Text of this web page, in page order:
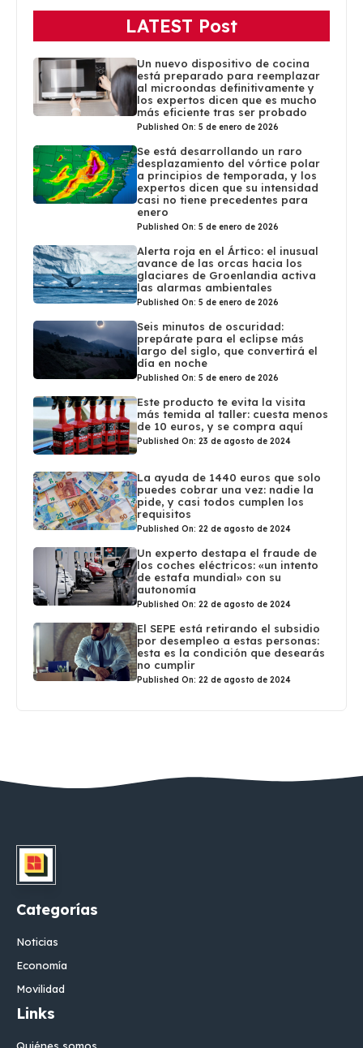
LATEST Post
Un nuevo dispositivo de cocina
está preparado para reemplazar
al microondas definitivamente y
los expertos dicen que es mucho
más eficiente tras ser probado
Published On: 5 de enero de 2026
Se está desarrollando un raro
desplazamiento del vórtice polar
a principios de temporada, y los
expertos dicen que su intensidad
casi no tiene precedentes para
enero
Published On: 5 de enero de 2026
Alerta roja en el Ártico: el inusual
avance de las orcas hacia los
glaciares de Groenlandia activa
las alarmas ambientales
Published On: 5 de enero de 2026
Seis minutos de oscuridad:
prepárate para el eclipse más
largo del siglo, que convertirá el
día en noche
Published On: 5 de enero de 2026
Este producto te evita la visita
más temida al taller: cuesta menos
de 10 euros, y se compra aquí
Published On: 23 de agosto de 2024
La ayuda de 1440 euros que solo
puedes cobrar una vez: nadie la
pide, y casi todos cumplen los
requisitos
Published On: 22 de agosto de 2024
Un experto destapa el fraude de
los coches eléctricos: «un intento
de estafa mundial» con su
autonomía
Published On: 22 de agosto de 2024
El SEPE está retirando el subsidio
por desempleo a estas personas:
esta es la condición que desearás
no cumplir
Published On: 22 de agosto de 2024
Categorías
Noticias
Economía
Movilidad
Links